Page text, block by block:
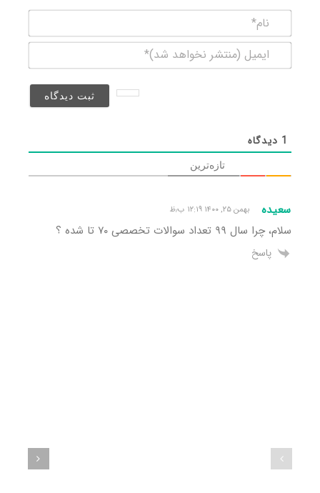
(منتشر
1 دیدگاه
تازه‌ترین
سعیده بهمن ۲۵, ۱۴۰۰ ۱۲:۱۹ ب٫ظ
سلام، چرا سال ۹۹ تعداد سوالات تخصصی ۷۰ تا شده ؟
پاسخ